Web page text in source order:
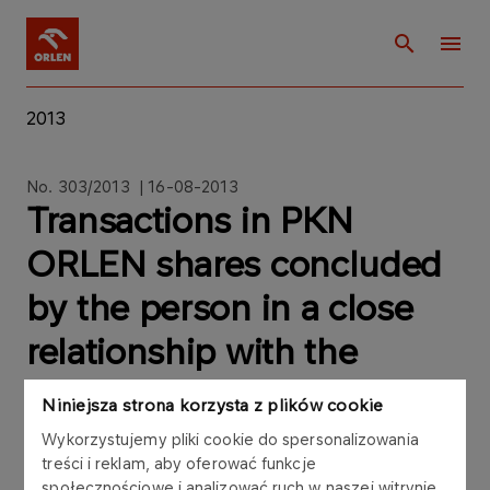
Niniejsza strona korzysta z plików cookie
Wykorzystujemy pliki cookie do spersonalizowania
treści i reklam, aby oferować funkcje
2013
No. 303/2013 | 16-08-2013
Transactions in PKN
ORLEN shares concluded
by the person in a close
relationship with the
member of the PKN
ORLEN Supervisory Board